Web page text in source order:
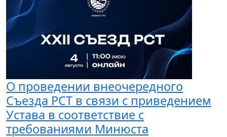
О проведении внеочередного
Съезда РСТ в связи с приведением
Устава в соответствие с
требованиями Минюста